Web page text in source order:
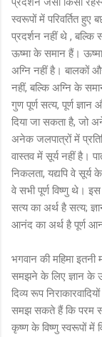
स्वरूपों में परिवर्तित हुए
प्रदर्शन नहीं थे , बल्कि
ऊष्मा के समान हैं। ऊष्मा
अग्नि नहीं है। बालकों
नहीं, बल्कि अग्नि के
गुण पूर्ण सत्य, पूर्ण
दिया जा सकता है, जो
अनेक जलपात्रों में
वास्तव में सूर्य नहीं है।
निकलता, यद्यपि वे
वे सभी पूर्ण विष्णु थे। इस
सत्य का अर्थ है सत्य;
आनंद का अर्थ है पूर्ण
भगवान की महिमा इतनी
समझने के लिए ज्ञान के
दिव्य रूप
समझ सकते हैं कि परम
कृष्ण के विष्णु स्वरूपों में